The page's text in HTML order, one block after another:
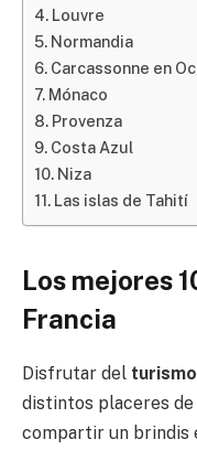
Louvre
Normandia
Carcassonne en
Mónaco
Provenza
Costa Azul
Niza
Las islas de Tahití
Los mejores
Francia
Disfrutar del
distintos placeres
compartir un brindis